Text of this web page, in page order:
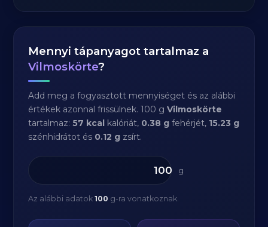
Mennyi tápanyagot tartalmaz a
Vilmoskörte?
Add meg a fogyasztott mennyiséget és az alábbi
értékek azonnal frissülnek. 100 gVilmoskörte
tartalmaz:57 kcal kalóriát, 0.38 g fehérjét, 15.23 g
szénhidrátot és 0.12 g zsírt.
g
Az alábbi adatok100 g-ra vonatkoznak.